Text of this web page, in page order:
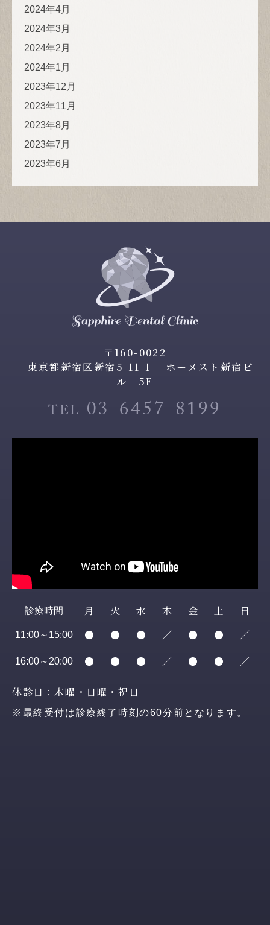
2024年4月
2024年3月
2024年2月
2024年1月
2023年12月
2023年11月
2023年8月
2023年7月
2023年6月
〒160-0022
東京都新宿区新宿5-11-1 ホーメスト新宿ビ
ル 5F
TEL 03-6457-8199
診療時間 月 火 水 木 金 土 日
11:00～15:00 ● ● ● ／ ● ● ／
16:00～20:00 ● ● ● ／ ● ● ／
休診日：木曜・日曜・祝日
※最終受付は診療終了時刻の60分前となります。